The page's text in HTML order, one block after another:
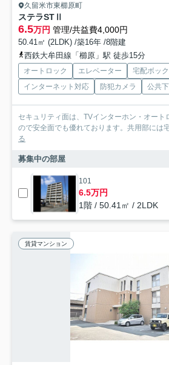
久留米市東櫛原町
ステラSTⅡ
6.5万円 管理/共益費4,000円
50.41㎡ (2LDK) /築16年 /8階建
西鉄大牟田線「櫛原」駅 徒歩15分
オートロック エレベーター
宅配ボッ
インターネット対応
防犯カメラ 公共
セキュリティ面は、TVインターホン・オート
ので安全面でも優れております。共用部には
る
募集中の部屋
101
6.5万円
1階 / 50.41㎡ / 2LDK
賃貸マンション